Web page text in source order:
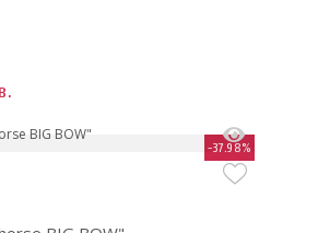
-37.98%